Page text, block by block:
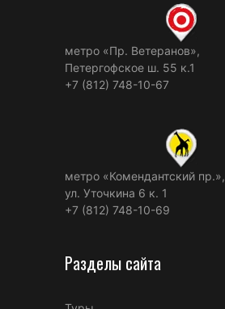
метро «Пр. Ветеранов»,
Петергофское ш. 55 к.1
+7 (812) 748-10-67
метро «Комендантский пр.»,
ул. Уточкина 6 к. 1
+7 (812) 748-10-69
Разделы сайта